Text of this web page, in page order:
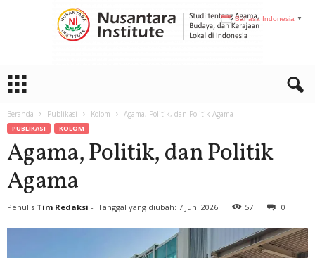
Beranda Publikasi Kolom Agama, Politik, dan Politik Agama
PUBLIKASI KOLOM
Agama, Politik, dan Politik
Agama
Penulis Tim Redaksi - Tanggal yang diubah: 7 Juni 2026 57 0
Bahasa Indonesia ▼